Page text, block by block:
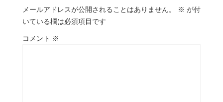
メールアドレスが公開されることはありません。 ※ が付
いている欄は必須項目です
コメント ※